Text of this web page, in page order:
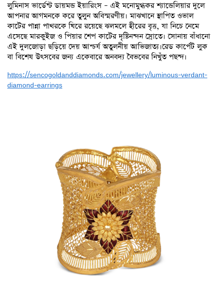
লুমিনাস ভার্ডেন্ট ডায়মন্ড ইয়ারিংস – এই মনোমুগ্ধকর শ্যান্ডেলিয়ার দুলে
আপনার আগমনকে করে তুলুন অবিস্মরণীয়। মাঝখানে স্থাপিত ওভাল
কাটের পান্না পাথরকে ঘিরে রয়েছে ঝলমলে হীরের বৃত্ত, যা নিচে নেমে
এসেছে মারকুইজ ও পিয়ার শেপ কাটের দৃষ্টিনন্দন স্রোতে। সোনায় বাঁধানো
এই দুলজোড়া ছড়িয়ে দেয় আশ্চর্য অতুলনীয় আভিজাত্য।রেড কার্পেট লুক
বা বিশেষ উৎসবের জন্য একেবারে অনবদ্য বৈভবের নিখুঁত পছন্দ।
https://sencogoldanddiamonds.com/jewellery/luminous-verdant-
diamond-earrings